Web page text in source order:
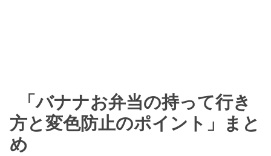
「バナナお弁当の持って行き
方と変色防止のポイント」まと
め